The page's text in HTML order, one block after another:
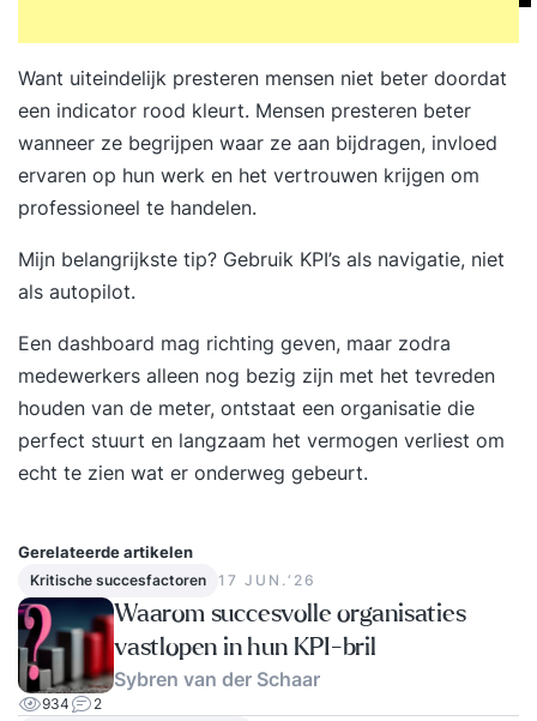
Want uiteindelijk presteren mensen niet beter doordat
een indicator rood kleurt. Mensen presteren beter
wanneer ze begrijpen waar ze aan bijdragen, invloed
ervaren op hun werk en het vertrouwen krijgen om
professioneel te handelen.
Mijn belangrijkste tip? Gebruik KPI’s als navigatie, niet
als autopilot.
Een dashboard mag richting geven, maar zodra
medewerkers alleen nog bezig zijn met het tevreden
houden van de meter, ontstaat een organisatie die
perfect stuurt en langzaam het vermogen verliest om
echt te zien wat er onderweg gebeurt.
Gerelateerde artikelen
Kritische succesfactoren 17 JUN.‘26
Waarom succesvolle organisaties
vastlopen in hun KPI-bril
Sybren van der Schaar
934
2